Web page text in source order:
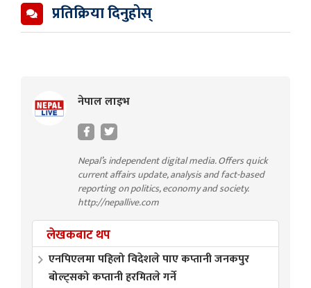
प्रतिक्रिया दिनुहोस्
नेपाल लाइभ
Nepal’s independent digital media. Offers quick
current affairs update, analysis and fact-based
reporting on politics, economy and society.
http://nepallive.com
लेखकबाट थप
एनपिएलमा पहिलो विदेशले पाए कप्तानी जनकपुर
बोल्ट्सको कप्तानी हरमितले गर्ने